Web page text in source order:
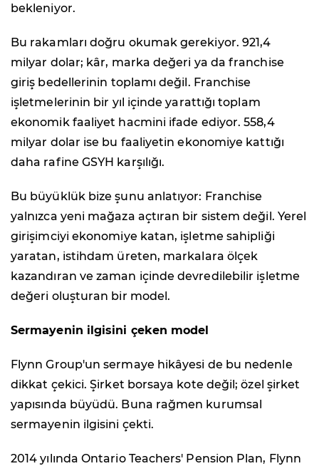
bekleniyor.
Bu rakamları doğru okumak gerekiyor. 921,4
milyar dolar; kâr, marka değeri ya da franchise
giriş bedellerinin toplamı değil. Franchise
işletmelerinin bir yıl içinde yarattığı toplam
ekonomik faaliyet hacmini ifade ediyor. 558,4
milyar dolar ise bu faaliyetin ekonomiye kattığı
daha rafine GSYH karşılığı.
Bu büyüklük bize şunu anlatıyor: Franchise
yalnızca yeni mağaza açtıran bir sistem değil. Yerel
girişimciyi ekonomiye katan, işletme sahipliği
yaratan, istihdam üreten, markalara ölçek
kazandıran ve zaman içinde devredilebilir işletme
değeri oluşturan bir model.
Sermayenin ilgisini çeken model
Flynn Group'un sermaye hikâyesi de bu nedenle
dikkat çekici. Şirket borsaya kote değil; özel şirket
yapısında büyüdü. Buna rağmen kurumsal
sermayenin ilgisini çekti.
2014 yılında Ontario Teachers' Pension Plan, Flynn